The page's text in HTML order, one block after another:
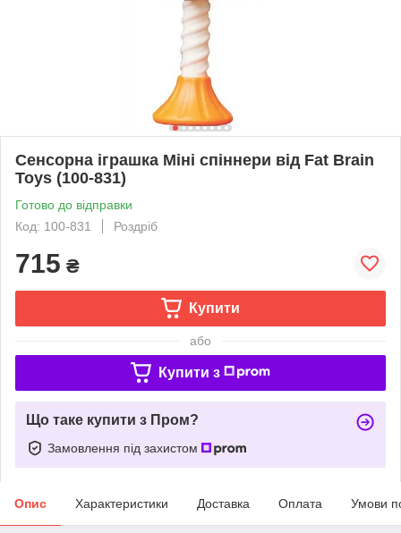
Сенсорна іграшка Міні спіннери від Fat Brain
Toys (100-831)
Готово до відправки
Код: 100-831
Роздріб
715 ₴
Купити
або
Купити з
Що таке купити з Пром?
Замовлення під захистом
Опис Характеристики Доставка Оплата Умови